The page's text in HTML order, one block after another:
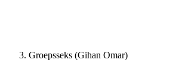
Groepsseks (Gihan Omar)